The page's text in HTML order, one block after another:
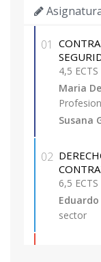
01
4,5 ECTS
Maria
Susana
02
6,5 ECTS
sector